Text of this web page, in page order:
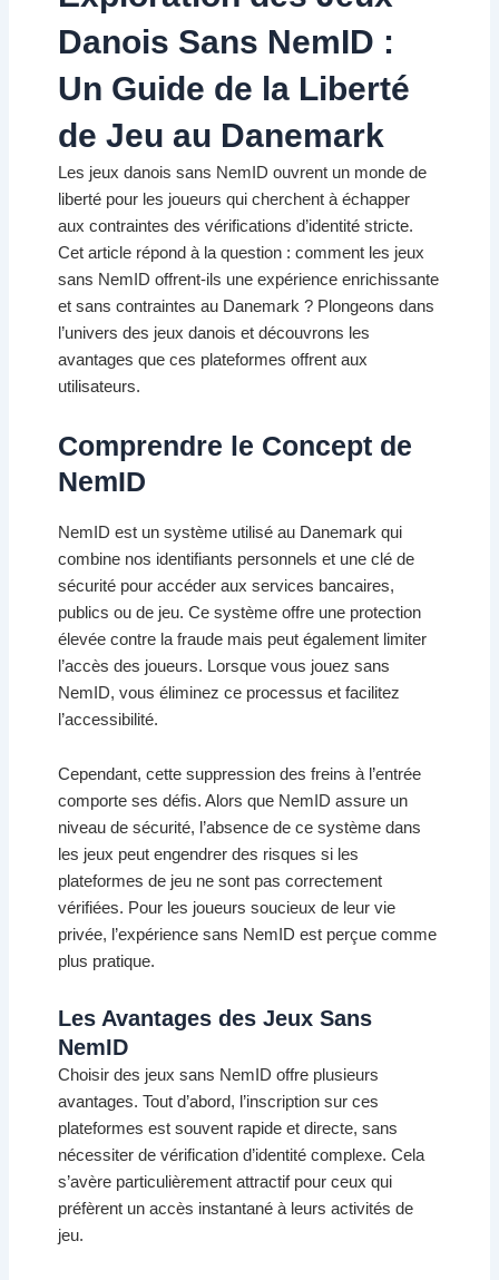
Danois Sans NemID :
Un Guide de la Liberté
de Jeu au Danemark
Les jeux danois sans NemID ouvrent un monde de
liberté pour les joueurs qui cherchent à échapper
aux contraintes des vérifications d’identité stricte.
Cet article répond à la question : comment les jeux
sans NemID offrent-ils une expérience enrichissante
et sans contraintes au Danemark ? Plongeons dans
l’univers des jeux danois et découvrons les
avantages que ces plateformes offrent aux
utilisateurs.
Comprendre le Concept de
NemID
NemID est un système utilisé au Danemark qui
combine nos identifiants personnels et une clé de
sécurité pour accéder aux services bancaires,
publics ou de jeu. Ce système offre une protection
élevée contre la fraude mais peut également limiter
l’accès des joueurs. Lorsque vous jouez sans
NemID, vous éliminez ce processus et facilitez
l’accessibilité.
Cependant, cette suppression des freins à l’entrée
comporte ses défis. Alors que NemID assure un
niveau de sécurité, l’absence de ce système dans
les jeux peut engendrer des risques si les
plateformes de jeu ne sont pas correctement
vérifiées. Pour les joueurs soucieux de leur vie
privée, l’expérience sans NemID est perçue comme
plus pratique.
Les Avantages des Jeux Sans
NemID
Choisir des jeux sans NemID offre plusieurs
avantages. Tout d’abord, l’inscription sur ces
plateformes est souvent rapide et directe, sans
nécessiter de vérification d’identité complexe. Cela
s’avère particulièrement attractif pour ceux qui
préfèrent un accès instantané à leurs activités de
jeu.